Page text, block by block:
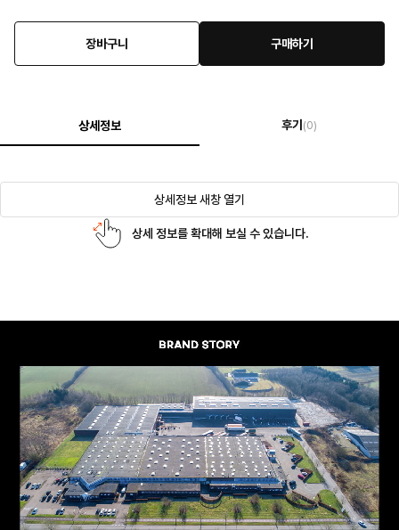
장바구니 구매하기
상세정보 후기 (0)
상세정보 새창 열기
상세 정보를 확대해 보실 수 있습니다.